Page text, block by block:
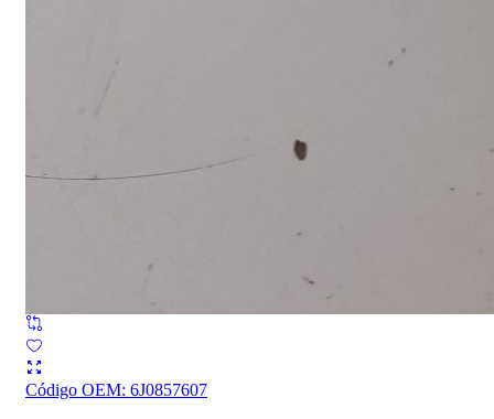
Código OEM: 6J0857607